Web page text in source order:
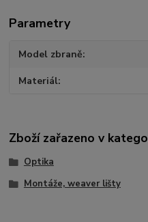
Parametry
Model zbraně
Materiál
Zboží zařazeno v
Optika
Montáže, weaver lišty